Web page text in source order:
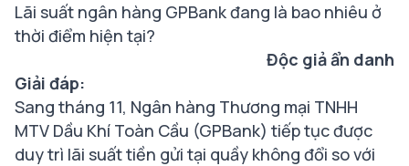
Lãi suất ngân hàng GPBankđang là bao nhiêu ở
thời điểm hiện tại?
Độc giả ẩn danh
Giải đáp:
Sang tháng 11, Ngân hàng Thương mại TNHH
MTV Dầu Khí Toàn Cầu (GPBank) tiếp tục được
duy trì lãi suất tiền gửi tại quầy không đổi so với